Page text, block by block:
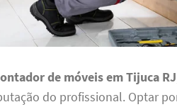
de móveis em Tijuca RJ
do profissional. Optar